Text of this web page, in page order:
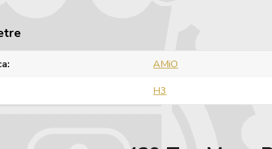
AMiO
H3